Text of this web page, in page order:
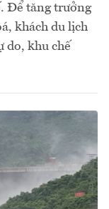
Để tăng trưởng
khách du lịch
do, khu chế